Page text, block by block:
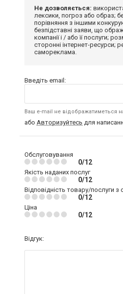
Не дозволяється:
лексики, погроз або образ;
порівняння з іншими
безпідставні заяви, що
компанії і / або її послуги;
сторонні інтернет-ресурси;
самореклама.
Введіть email:
Ваш e-mail не відображатиметься
або Авторизуйтесь для
Обслуговування
0/12
Якість наданих послуг
0/12
Відповідність товару/послуги з
0/12
Ціна
0/12
Відгук: